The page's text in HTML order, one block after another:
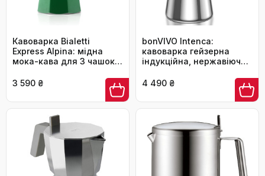
Кавоварка Bialetti
Express Alpina: мідна
мока-кава для 3 чашок
3 590 ₴
bonVIVO Intenca:
кавоварка гейзерна
індукційна, нержавіюча
мл
4 490 ₴